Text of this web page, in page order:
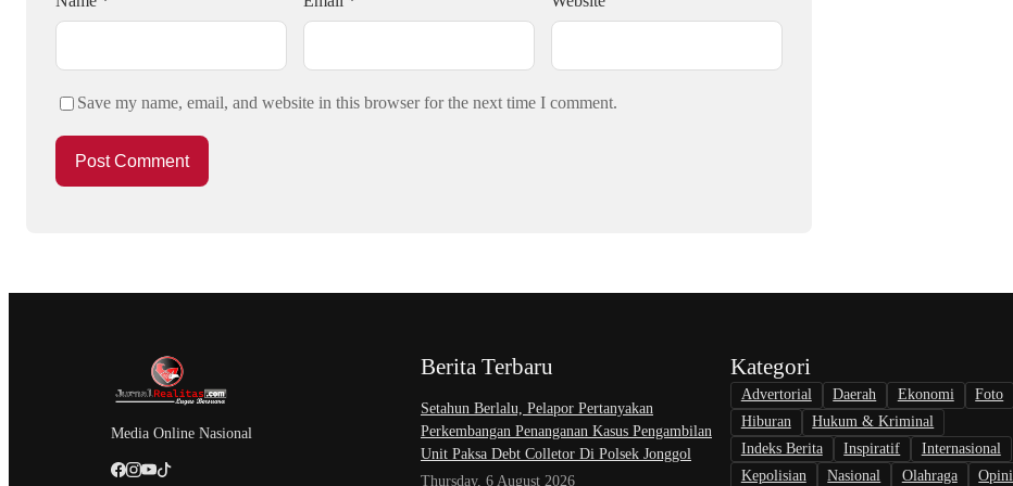
Save my name, email, and website in this browser for the next time I comment.
Media Online Nasional
Berita Terbaru
Setahun Berlalu, Pelapor Pertanyakan
Perkembangan Penanganan Kasus Pengambilan
Unit Paksa Debt Colletor Di Polsek Jonggol
Thursday, 6 August 2026
Kategori
Advertorial Daerah Ekonomi
Foto
Hiburan
Hukum & Kriminal
Indeks Berita
Inspiratif
Internasional
Kepolisian
Nasional Olahraga Opini